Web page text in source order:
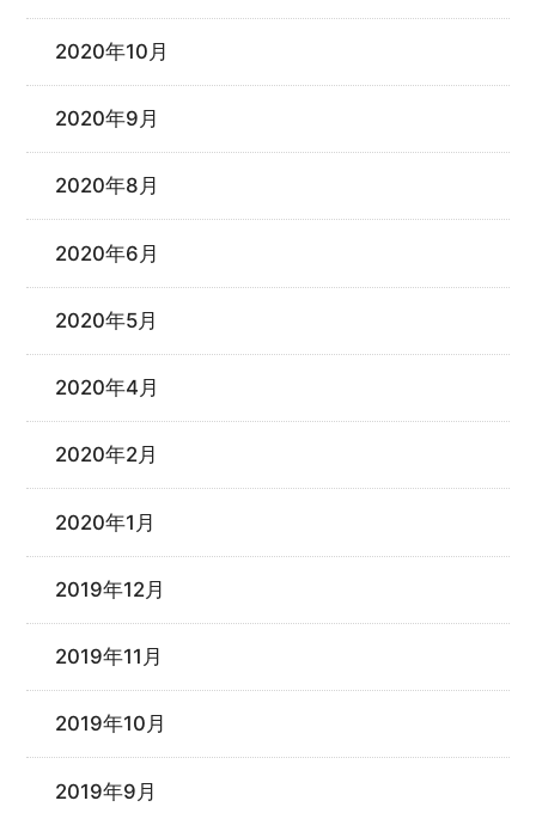
2020年10月
2020年9月
2020年8月
2020年6月
2020年5月
2020年4月
2020年2月
2020年1月
2019年12月
2019年11月
2019年10月
2019年9月